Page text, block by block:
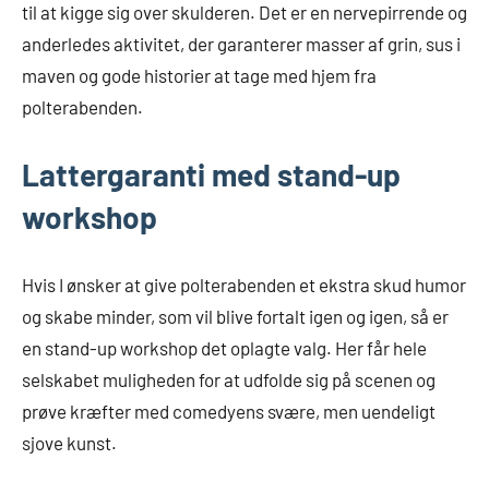
til at kigge sig over skulderen. Det er en nervepirrende og
anderledes aktivitet, der garanterer masser af grin, sus i
maven og gode historier at tage med hjem fra
polterabenden.
Lattergaranti med stand-up
workshop
Hvis I ønsker at give polterabenden et ekstra skud humor
og skabe minder, som vil blive fortalt igen og igen, så er
en stand-up workshop det oplagte valg. Her får hele
selskabet muligheden for at udfolde sig på scenen og
prøve kræfter med comedyens svære, men uendeligt
sjove kunst.